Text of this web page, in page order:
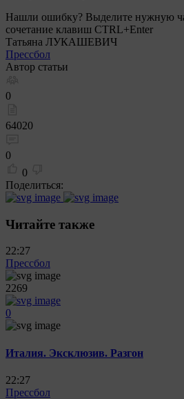
Нашли ошибку? Выделите нужную
сочетание клавиш CTRL+Enter
Татьяна ЛУКАШЕВИЧ
Прессбол
Автор статьи
0
64020
0
0
Поделиться:
Читайте также
22:27
Прессбол
2269
0
Италия. Эксклюзив. Разгон
22:27
Прессбол